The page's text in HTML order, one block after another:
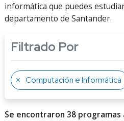
informática que puedes
departamento de Santander.
Filtrado Por
Computación e Informática
Se encontraron 38 programas